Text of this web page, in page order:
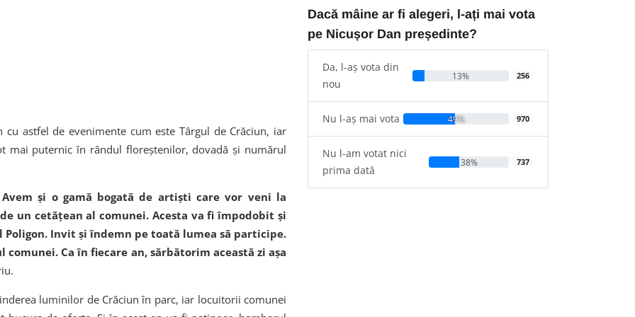
astfel de evenimente cum este Târgul de Crăciun, iar
mai puternic în rândul floreștenilor, dovadă și numărul
și o gamă bogată de artiști care vor veni la
un cetățean al comunei. Acesta va fi împodobit și
Poligon. Invit și îndemn pe toată lumea să participe.
Ca în fiecare an, sărbătorim această zi așa
luminilor de Crăciun în parc, iar locuitorii comunei
Dacă mâine ar fi alegeri, l-ați mai vota
pe Nicușor Dan președinte?
Da, l-aș vota din
nou
13% 256
Nu l-aș mai vota 49% 970
Nu l-am votat nici
prima dată
38% 737